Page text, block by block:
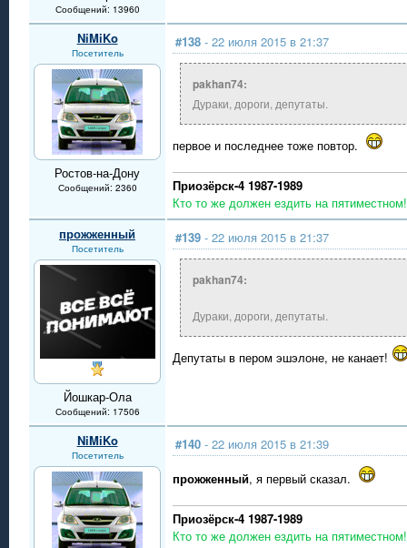
Сообщений: 13960
NiMiKo
Посетитель
Ростов-на-Дону
Сообщений: 2360
#138 - 22 июля 2015 в 21:37
pakhan74:
Дураки, дороги, депутаты.
первое и последнее тоже повтор.
Приозёрск-4 1987-1989
Кто то же должен ездить на пятиместном!
прожженный
Посетитель
Йошкар-Ола
Сообщений: 17506
#139 - 22 июля 2015 в 21:37
pakhan74:
Дураки, дороги, депутаты.
Депутаты в пером эшэлоне, не канает!
NiMiKo
Посетитель
#140 - 22 июля 2015 в 21:39
прожженный, я первый сказал.
Приозёрск-4 1987-1989
Кто то же должен ездить на пятиместном!